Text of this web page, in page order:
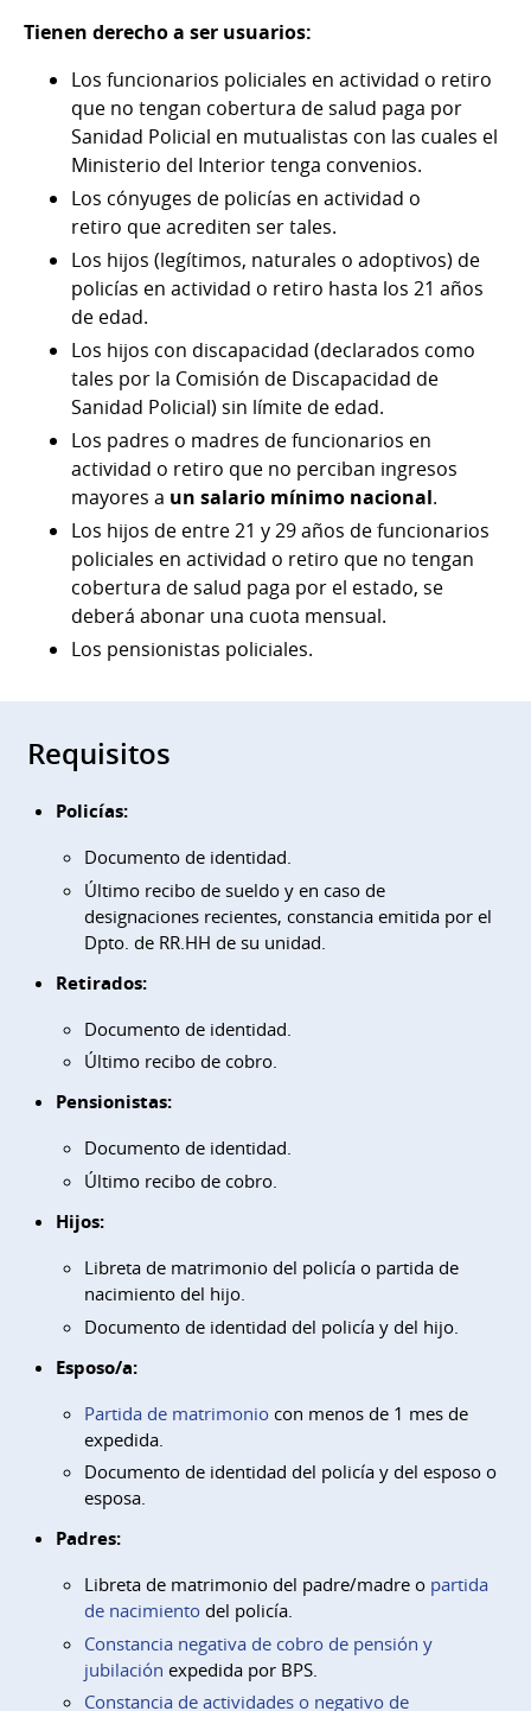
Tienen derecho a ser usuarios:
Los funcionarios policiales en actividad o retiro
que no tengan cobertura de salud paga por
Sanidad Policial en mutualistas con las cuales el
Ministerio del Interior tenga convenios.
Los cónyuges de policías en actividad o
retiro que acrediten ser tales.
Los hijos (legítimos, naturales o adoptivos) de
policías en actividad o retiro hasta los 21 años
de edad.
Los hijos con discapacidad (declarados como
tales por la Comisión de Discapacidad de
Sanidad Policial) sin límite de edad.
Los padres o madres de funcionarios en
actividad o retiro que no perciban ingresos
mayores a un salario mínimo nacional.
Los hijos de entre 21 y 29 años de funcionarios
policiales en actividad o retiro que no tengan
cobertura de salud paga por el estado, se
deberá abonar una cuota mensual.
Los pensionistas policiales.
Requisitos
Policías:
Documento de identidad.
Último recibo de sueldo y en caso de
designaciones recientes, constancia emitida por el
Dpto. de RR.HH de su unidad.
Retirados:
Documento de identidad.
Último recibo de cobro.
Pensionistas:
Documento de identidad.
Último recibo de cobro.
Hijos:
Libreta de matrimonio del policía o partida de
nacimiento del hijo.
Documento de identidad del policía y del hijo.
Esposo/a:
Partida de matrimoniocon menos de 1 mes de
expedida.
Documento de identidad del policía y del esposo o
esposa.
Padres:
Libreta de matrimonio del padre/madre o partida
de nacimientodel policía.
Constancia negativa de cobro de pensión y
jubilación expedida por BPS.
Constancia de actividades o negativo de